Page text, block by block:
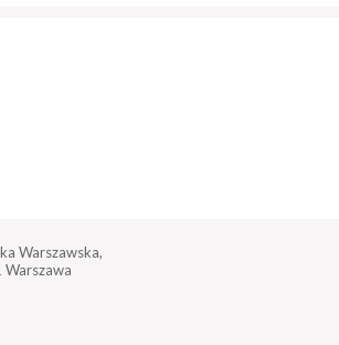
Warszawska,